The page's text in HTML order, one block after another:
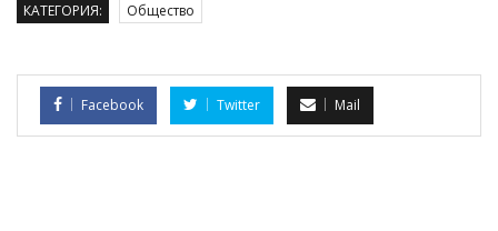
КАТЕГОРИЯ: Общество
Facebook Twitter Mail